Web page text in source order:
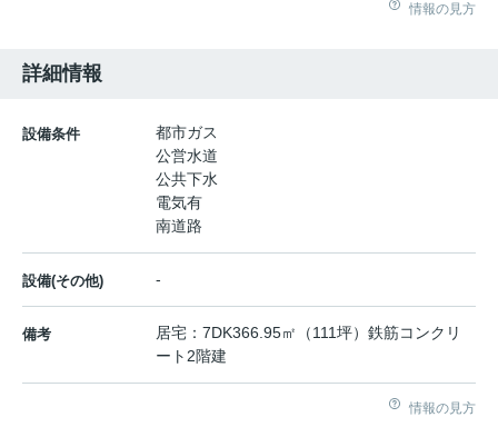
情報の見方
詳細情報
設備条件
都市ガス
公営水道
公共下水
電気有
南道路
設備(その他) -
備考
居宅：7DK366.95㎡（111坪）鉄筋コンクリ
ート2階建
情報の見方